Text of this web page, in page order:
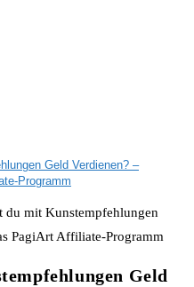
Geld Verdienen? –
Programm
Geld